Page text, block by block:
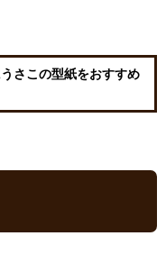
さこの型紙をおすすめ